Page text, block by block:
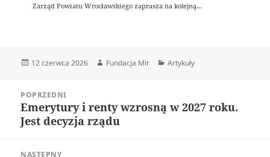
Zarząd Powiatu Wrocławskiego zaprasza na kolejną...
Data
12 czerwca 2026 Autor
Fundacja Mir Kategorie
Artykuły
wpisuPOPRZEDNI
Poprzedni
wpis:
Emerytury i renty wzrosną w 2027 roku.
Jest decyzja rządu
NASTĘPNY